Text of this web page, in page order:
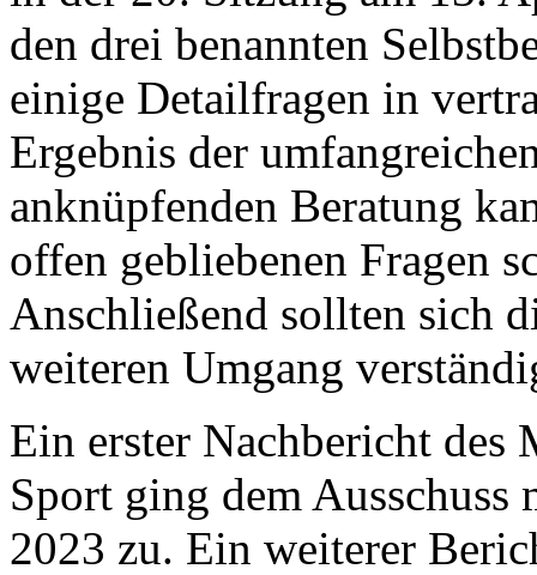
den drei benannten
einige Detailfragen in
Ergebnis der
anknüpfenden Beratung
offen gebliebenen Fragen
Anschließend sollten sich
weiteren Umgang
Ein erster Nachbericht
Sport ging dem
2023 zu. Ein weiterer